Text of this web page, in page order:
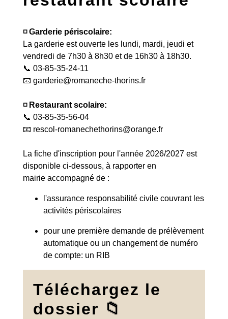
◽️ Garderie périscolaire:
La garderie est ouverte les lundi, mardi, jeudi et
vendredi de 7h30 à 8h30 et de 16h30 à 18h30.
📞 03-85-35-24-11
📧 garderie@romaneche-thorins.fr
◽️ Restaurant scolaire:
📞 03-85-35-56-04
📧 rescol-romanechethorins@orange.fr
La fiche d'inscription pour l'année 2026/2027 est
disponible ci-dessous, à rapporter en
mairie accompagné de :
l'assurance responsabilité civile couvrant les
activités périscolaires
pour une première demande de prélèvement
automatique ou un changement de numéro
de compte: un RIB
Téléchargez le
dossier 📁